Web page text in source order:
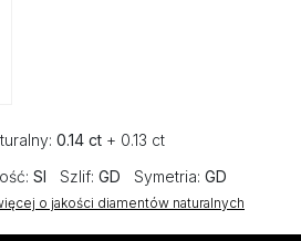
0.14 ct + 0.13 ct
SI Szlif: GD Symetria: GD
o jakości diamentów naturalnych